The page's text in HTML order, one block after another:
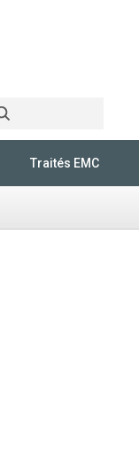
Traités EMC